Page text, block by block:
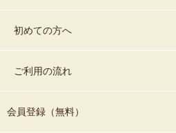
初めての方へ
ご利用の流れ
会員登録（無料）